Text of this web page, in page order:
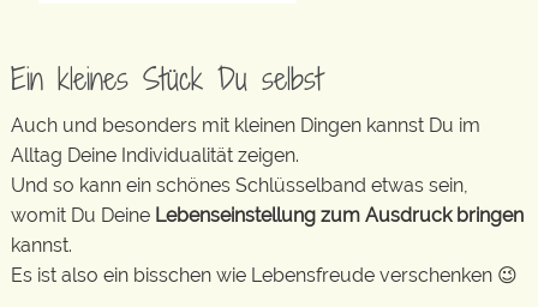
Ein kleines Stück Du selbst
Auch und besonders mit kleinen Dingen kannst Du im
Alltag Deine Individualität zeigen.
Und so kann ein schönes Schlüsselband etwas sein,
womit Du Deine Lebenseinstellung zum Ausdruck bringen
kannst.
Es ist also ein bisschen wie Lebensfreude verschenken 😉